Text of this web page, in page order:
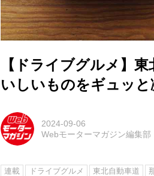
【ドライブグルメ】
いしいものをギュッと
2024-09-06
Webモーターマガジン編集部
連載 ドライブグルメ 東北自動車道